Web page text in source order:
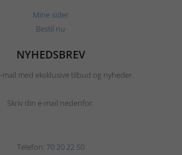
Mine sider
Bestil nu
NYHEDSBREV
mail med eksklusive tilbud og nyheder.
Skriv din e-mail nedenfor.
Telefon: 70 20 22 50